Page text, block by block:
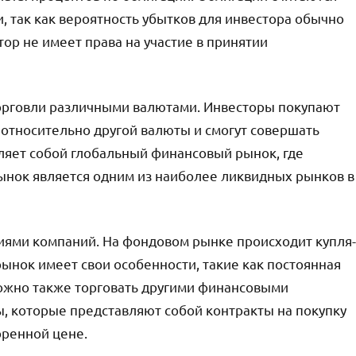
как вероятность убытков для инвестора обычно
не имеет права на участие в принятии
различными валютами. Инвесторы покупают
другой валюты и смогут совершать
собой глобальный финансовый рынок, где
является одним из наиболее ликвидных рынков в
компаний. На фондовом рынке происходит купля-
имеет свои особенности, такие как постоянная
также торговать другими финансовыми
представляют собой контракты на покупку
цене.